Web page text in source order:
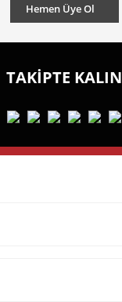
Hemen Üye Ol
TAKİPTE KALIN